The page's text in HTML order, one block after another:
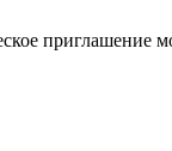
приглашение